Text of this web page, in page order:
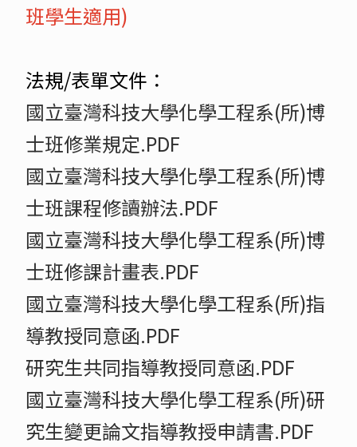
班學生適用)
法規/表單文件：
國立臺灣科技大學化學工程系(所)博
士班修業規定.PDF
國立臺灣科技大學化學工程系(所)博
士班課程修讀辦法.PDF
國立臺灣科技大學化學工程系(所)博
士班修課計畫表.PDF
國立臺灣科技大學化學工程系(所)指
導教授同意函.PDF
研究生共同指導教授同意函.PDF
國立臺灣科技大學化學工程系(所)研
究生變更論文指導教授申請書.PDF